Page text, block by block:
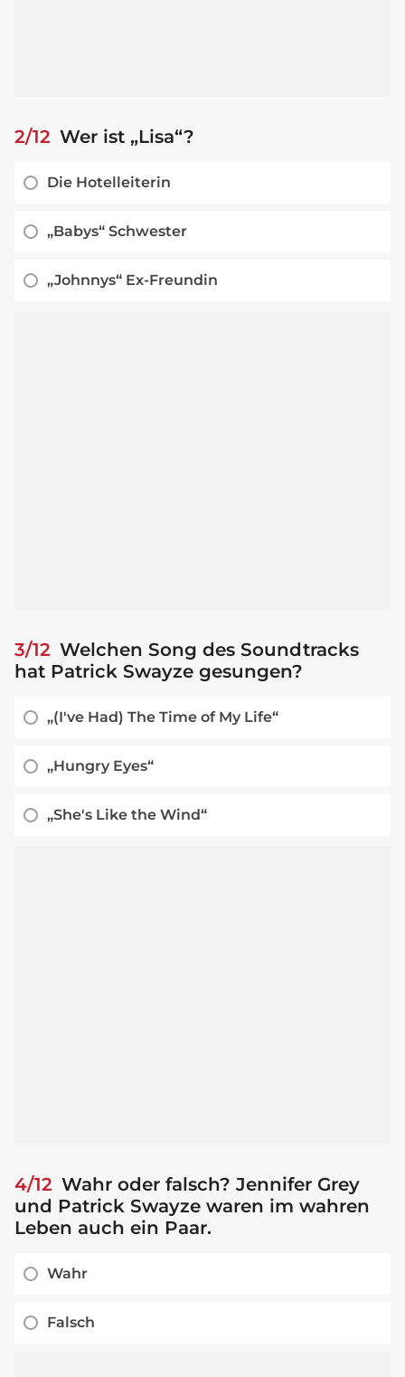
2/12 Wer ist „Lisa“?
Die Hotelleiterin
„Babys“ Schwester
„Johnnys“ Ex-Freundin
3/12 Welchen Song des Soundtracks
hat Patrick Swayze gesungen?
„(I've Had) The Time of My Life“
„Hungry Eyes“
„She's Like the Wind“
4/12 Wahr oder falsch? Jennifer Grey
und Patrick Swayze waren im wahren
Leben auch ein Paar.
Wahr
Falsch